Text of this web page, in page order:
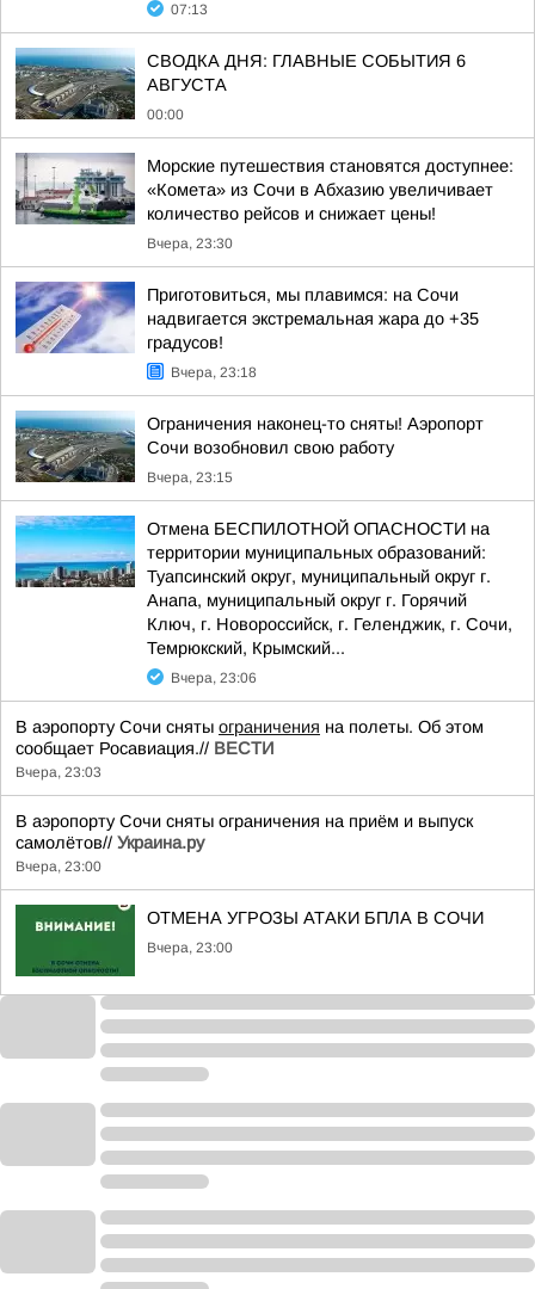
07:13
СВОДКА ДНЯ: ГЛАВНЫЕ СОБЫТИЯ 6
АВГУСТА
00:00
Морские путешествия становятся доступнее:
«Комета» из Сочи в Абхазию увеличивает
количество рейсов и снижает цены!
Вчера, 23:30
Приготовиться, мы плавимся: на Сочи
надвигается экстремальная жара до +35
градусов!
Вчера, 23:18
Ограничения наконец-то сняты! Аэропорт
Сочи возобновил свою работу
Вчера, 23:15
Отмена БЕСПИЛОТНОЙ ОПАСНОСТИ на
территории муниципальных образований:
Туапсинский округ, муниципальный округ г.
Анапа, муниципальный округ г. Горячий
Ключ, г. Новороссийск, г. Геленджик, г. Сочи,
Темрюкский, Крымский...
Вчера, 23:06
В аэропорту Сочи сняты ограничения на полеты. Об этом
сообщает Росавиация.// ВЕСТИ
Вчера, 23:03
В аэропорту Сочи сняты ограничения на приём и выпуск
самолётов// Украина.ру
Вчера, 23:00
ОТМЕНА УГРОЗЫ АТАКИ БПЛА В СОЧИ
Вчера, 23:00